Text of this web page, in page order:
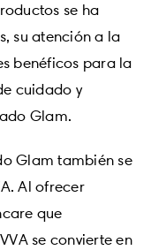
se ha
su atención a la
benéficos para la
cuidado y
Glam.
Glam también se
Al ofrecer
que
se convierte en